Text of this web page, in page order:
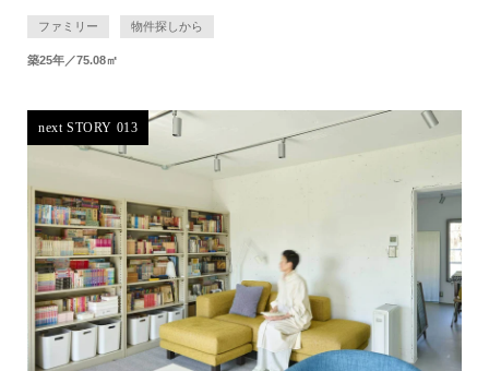
ファミリー 物件探しから
築25年／75.08㎡
next STORY 013